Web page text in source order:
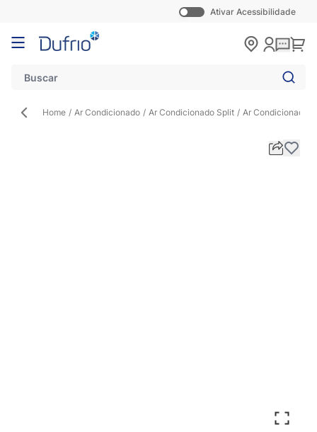
Ativar Acessibilidade
Pular para o conteúdo
Home / Ar Condicionado / Ar Condicionado Split / Ar Condicionado